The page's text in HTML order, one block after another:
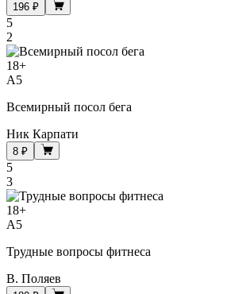
196 ₽
5
2
18+
A5
Всемирный посол бега
Ник Карпати
8 ₽
5
3
18+
A5
Трудные вопросы фитнеса
В. Поляев